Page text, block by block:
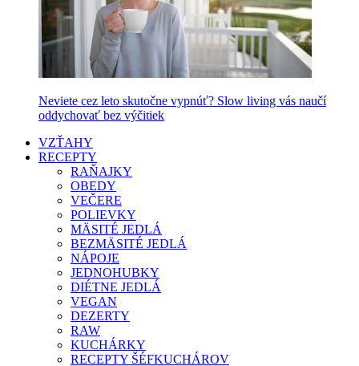
Neviete cez leto skutočne vypnúť? Slow living vás naučí
oddychovať bez výčitiek
VZŤAHY
RECEPTY
RAŇAJKY
OBEDY
VEČERE
POLIEVKY
MÄSITÉ JEDLÁ
BEZMÄSITÉ JEDLÁ
NÁPOJE
JEDNOHUBKY
DIÉTNE JEDLÁ
VEGAN
DEZERTY
RAW
KUCHÁRKY
RECEPTY ŠÉFKUCHÁROV